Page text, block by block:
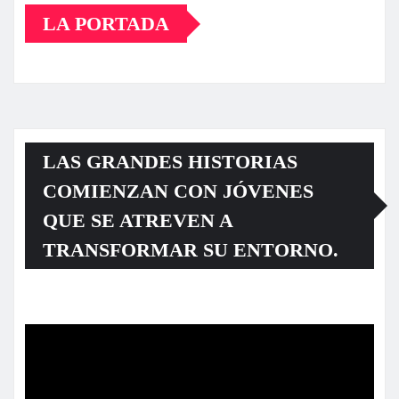
LA PORTADA
LAS GRANDES HISTORIAS
COMIENZAN CON JÓVENES
QUE SE ATREVEN A
TRANSFORMAR SU ENTORNO.